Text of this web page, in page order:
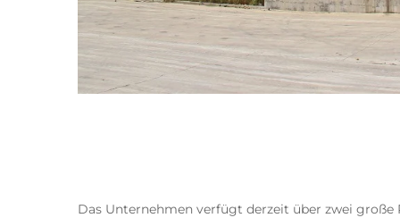
Das Unternehmen verfügt derzeit über zwei